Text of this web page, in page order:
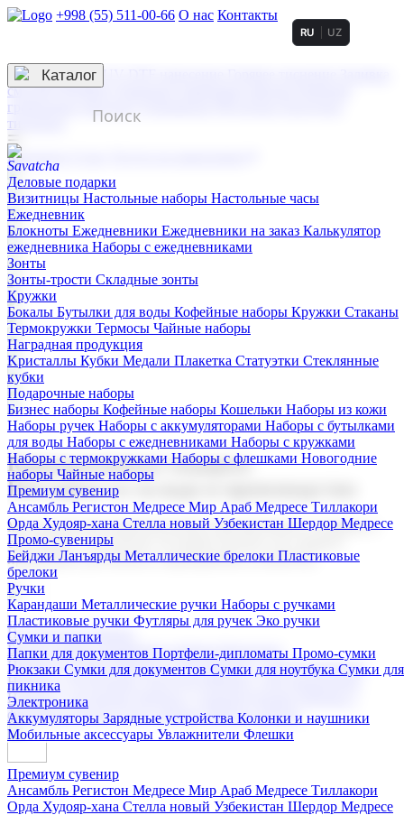
+998 (55) 511-00-66 О нас Контакты
3D гравировка
смолой (Doming)
гравировка твердая
тиснение
RU UZ
☰
Контакты
Каталог
Деловые подарки
Визитницы Настольные наборы Настольные часы
Ежедневник
Блокноты Ежедневники Ежедневники на заказ Калькулятор
ежедневника Наборы с ежедневниками
Зонты
Зонты-трости Складные зонты
Кружки
Бокалы Бутылки для воды Кофейные наборы Кружки Стаканы
Термокружки Термосы Чайные наборы
Наградная продукция
Kристаллы Кубки Медали Плакетка Статуэтки Стеклянные
кубки
Подарочные наборы
Бизнес наборы Кофейные наборы Кошельки Наборы из кожи
Наборы ручек Наборы с аккумуляторами Наборы с бутылками
для воды Наборы с ежедневниками Наборы с кружками
Наборы с термокружками Наборы с флешками Новогодние
наборы Чайные наборы
Премиум сувенир
Ансамбль Регистон Медресе Мир Араб Медресе Тиллакори
Орда Худояр-хана Стелла новый Узбекистан Шердор Медресе
Промо-сувениры
Бейджи Ланъярды Металлические брелоки Пластиковые
брелоки
Ручки
Карандаши Металлические ручки Наборы с ручками
Пластиковые ручки Футляры для ручек Эко ручки
Сумки и папки
Папки для документов Портфели-дипломаты Промо-сумки
Рюкзаки Сумки для документов Сумки для ноутбука Сумки для
пикника
Электроника
Аккумуляторы Зарядные устройства Колонки и наушники
Мобильные аксессуары Увлажнители Флешки
Корпоративные подарки
Поставка со склада и производство
Мы предлагаем широкий выбор корпоративных подарков и
сувениров с логотипом. В нашем каталоге вы найдете
продукцию для бизнеса, мероприятия и клиентов.
Подарочные наборы
Бизнес наборыКофейные наборы Кошельки
Наборы из кожиНаборы ручекНаборы с аккумуляторами
Наборы с бутылками для воды
Наборы с ежедневниками
Наборы с кружками
флешкамиНовогодние наборыЧайные наборы
Премиум сувенир
Ансамбль Регистон Медресе Мир Араб Медресе Тиллакори
Орда Худояр-хана Стелла новый Узбекистан Шердор Медресе